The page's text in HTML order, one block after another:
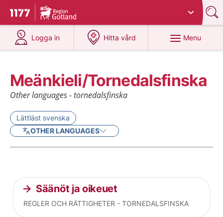
To start page for 1177
Du har valt region
Logga in
at 1177.se
Hitta vård
at 1177.se
Menu
Meänkieli/Tornedalsfinska
Other languages - tornedalsfinska
Lättläst svenska
OTHER LANGUAGES
Current articles
Säänöt ja oikeuet
REGLER OCH RÄTTIGHETER - TORNEDALSFINSKA